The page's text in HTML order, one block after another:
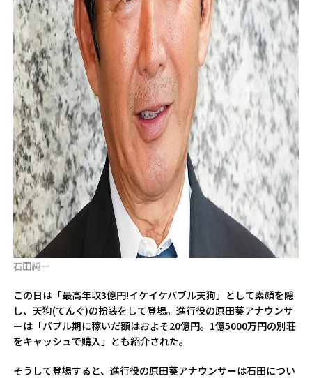
石田純一
この日は「最高年収3億円!イケイケバブル天狗」として素顔を隠
し、天狗(てんぐ)の扮装をして登場。進行役の原田葵アナウンサ
ーは「バブル期に稼いだ額はおよそ20億円。1億5000万円の別荘
をキャッシュで購入」とも紹介された。
そうして登場すると、進行役の原田葵アナウンサーは石田につい